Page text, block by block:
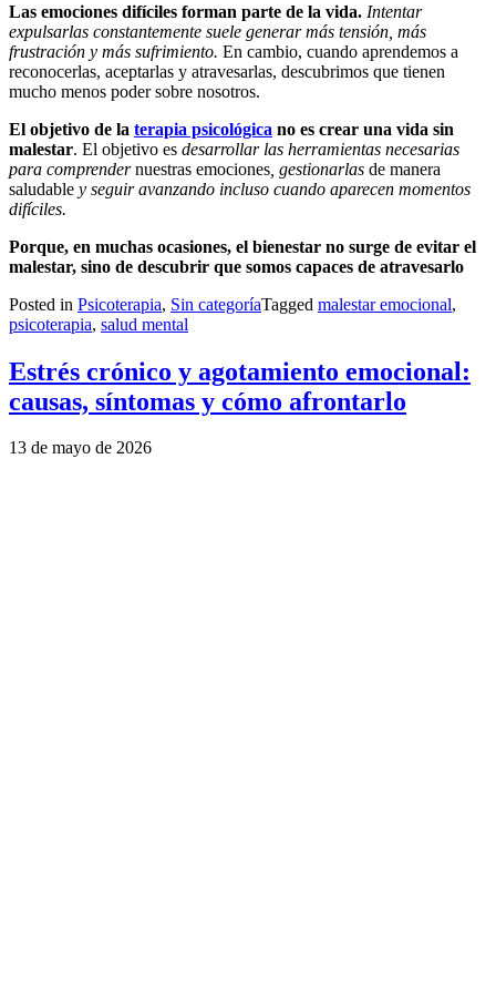
Las emociones difíciles forman parte de la vida. Intentar
expulsarlas constantemente suele generar más tensión, más
frustración y más sufrimiento. En cambio, cuando aprendemos a
reconocerlas, aceptarlas y atravesarlas, descubrimos que tienen
mucho menos poder sobre nosotros.
El objetivo de la terapia psicológica no es crear una vida sin
malestar. El objetivo es desarrollar las herramientas necesarias
para comprendernuestras emociones , gestionarlas de manera
saludable y seguir avanzando incluso cuando aparecen momentos
difíciles.
Porque, en muchas ocasiones, el bienestar no surge de evitar el
malestar, sino de descubrir que somos capaces de atravesarlo
Posted in Psicoterapia, Sin categoríaTagged malestar emocional,
psicoterapia, salud mental
Estrés crónico y agotamiento emocional:
causas, síntomas y cómo afrontarlo
13 de mayo de 2026